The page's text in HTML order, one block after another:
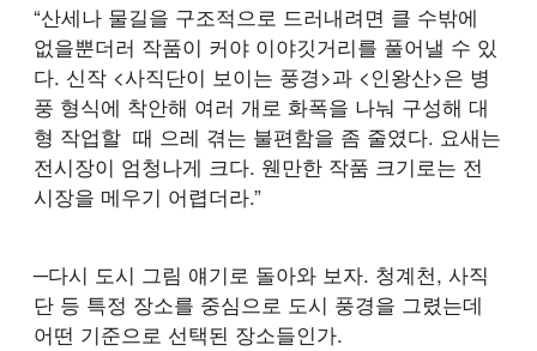
“산세나 물길을 구조적으로 드러내려면 클 수밖에
없을뿐더러 작품이 커야 이야깃거리를 풀어낼 수 있
다. 신작 <사직단이 보이는 풍경>과 <인왕산>은 병
풍 형식에 착안해 여러 개로 화폭을 나눠 구성해 대
형 작업할 때 으레 겪는 불편함을 좀 줄였다. 요새는
전시장이 엄청나게 크다. 웬만한 작품 크기로는 전
시장을 메우기 어렵더라.”
─다시 도시 그림 얘기로 돌아와 보자. 청계천, 사직
단 등 특정 장소를 중심으로 도시 풍경을 그렸는데
어떤 기준으로 선택된 장소들인가.